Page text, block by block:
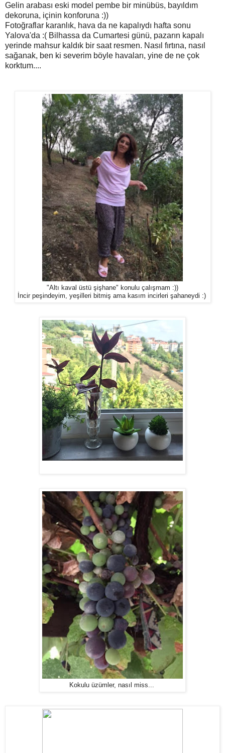
Gelin arabası eski model pembe bir minübüs, bayıldım
dekoruna, içinin konforuna :))
Fotoğraflar karanlık, hava da ne kapalıydı hafta sonu
Yalova'da :( Bilhassa da Cumartesi günü, pazarın kapalı
yerinde mahsur kaldık bir saat resmen. Nasıl fırtına, nasıl
sağanak, ben ki severim böyle havaları, yine de ne çok
korktum....
"Altı kaval üstü şişhane" konulu çalışmam :))
İncir peşindeyim, yeşilleri bitmiş ama kasım incirleri şahaneydi :)
Kokulu üzümler, nasıl miss...